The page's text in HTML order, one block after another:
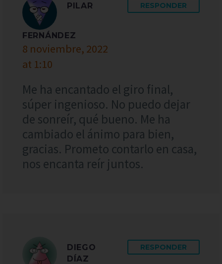
PILAR
FERNÁNDEZ
8 noviembre, 2022
at 1:10
RESPONDER
Me ha encantado el giro final,
súper ingenioso. No puedo dejar
de sonreír, qué bueno. Me ha
cambiado el ánimo para bien,
gracias. Prometo contarlo en casa,
nos encanta reír juntos.
DIEGO
DÍAZ
RESPONDER